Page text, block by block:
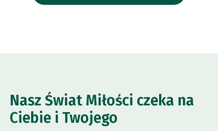
Nasz Świat Miłości czeka na
Ciebie i Twojego